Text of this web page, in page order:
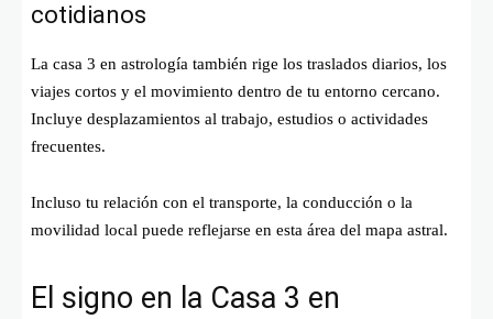
cotidianos
La casa 3 en astrología también rige los traslados diarios, los
viajes cortos y el movimiento dentro de tu entorno cercano.
Incluye desplazamientos al trabajo, estudios o actividades
frecuentes.
Incluso tu relación con el transporte, la conducción o la
movilidad local puede reflejarse en esta área del mapa astral.
El signo en la Casa 3 en